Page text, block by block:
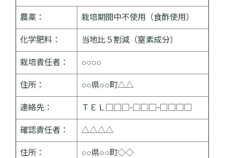
農薬： 栽培期間中不使用（食酢使用）
化学肥料： 当地比５割減（窒素成分）
栽培責任者： ○○○○
住所： ○○県○○町△△
連絡先： ＴＥＬ□□□-□□□-□□□□
確認責任者： △△△△
住所： ○○県○○町◇◇